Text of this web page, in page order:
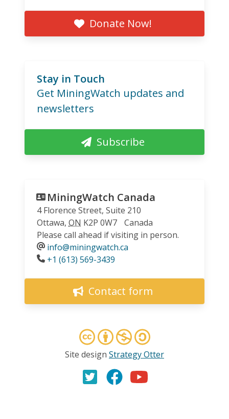
Donate Now!
Stay in Touch
Get MiningWatch updates and
newsletters
Subscribe
MiningWatch Canada
4 Florence Street, Suite 210
Ottawa, ON K2P 0W7
Canada
Please call ahead if visiting in person.
info@miningwatch.ca
Phone
+1 (613) 569-3439
Contact form
Site design Strategy Otter